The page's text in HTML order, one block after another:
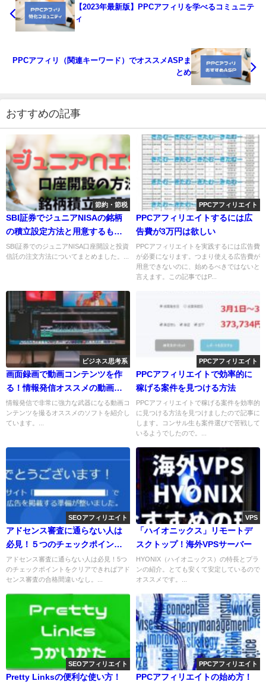
【2023年最新版】PPCアフィリを学べるコミュニテ
ィ
PPCアフィリ（関連キーワード）でオススメASPま
とめ
おすすめの記事
節約・節税
SBI証券でジュニアNISAの銘柄
の積立設定方法と用意するもの
【2022年】
SBI証券でのジュニアNISA口座開設と投資
信託の注文方法についてまとめました。...
PPCアフィリエイト
PPCアフィリエイトするには広
告費が3万円は欲しい
PPCアフィリエイトを実践するには広告費
が必要になります。つまり使える広告費が
用意できないのに、始めるべきではないと
言えます。この記事ではP...
ビジネス思考系
画面録画で動画コンテンツを作
る！情報発信オススメの動画キ
ャプチャソフト
情報発信で非常に強力な武器になる動画コ
ンテンツを撮るオススメのソフトを紹介し
ています。...
PPCアフィリエイト
PPCアフィリエイトで効率的に
稼げる案件を見つける方法
PPCアフィリエイトで稼げる案件を効率的
に見つける方法を見つけましたので記事に
します。コンサル生も案件選びで苦戦して
いるようでしたので。...
SEOアフィリエイト
アドセンス審査に通らない人は
必見！５つのチェックポイント
【2020年版】
アドセンス審査に通らない人は必見！5つ
のチェックポイントをクリアできればアド
センス審査の合格間違いなし。...
VPS
「ハイオニックス」リモートデ
スクトップ！海外VPSサーバー
HYONIX（ハイオニックス）の特長とプラ
ンの紹介。とても安くて安定しているので
オススメです。...
SEOアフィリエイト
Pretty Linksの便利な使い方！
PPCアフィリエイト
PPCアフィリエイトの始め方！